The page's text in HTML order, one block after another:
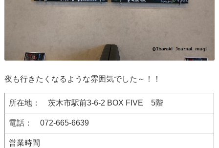
夜も行きたくなるような雰囲気でした～！！
所在地： 茨木市駅前3-6-2 BOX FIVE 5階
電話： 072-665-6639
営業時間